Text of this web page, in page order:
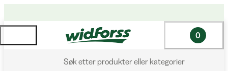
Søk etter produkter eller kategorier
0